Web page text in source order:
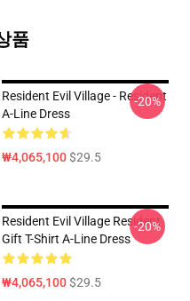
품
Resident Evil Village - Resident
A-Line Dress
₩4,065,100$29.5
-20%
Resident Evil Village Resident
Gift T-Shirt A-Line Dress
₩4,065,100$29.5
-20%